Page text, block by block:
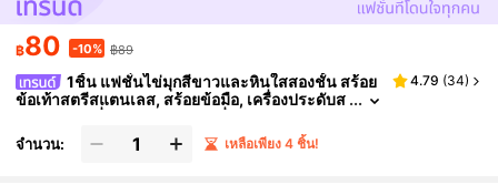
฿80 -10% ฿89
1ชิ้น แฟชั่นไข่มุกสีขาวและหินใสสองชั้น สร้อย
ข้อเท้าสตรีสแตนเลส, สร้อยข้อมือ, เครื่องประดับส
ำหรับผู้หญิง, ชายหาด, เครื่องประดับสำหรับวันหยุด, เ
ครื่องราง, เครื่องประดับตะวันตก, อุปกรณ์เสริมสำหรับผู้
4.79 (34)
จำนวน: เหลือเพียง 4 ชิ้น!